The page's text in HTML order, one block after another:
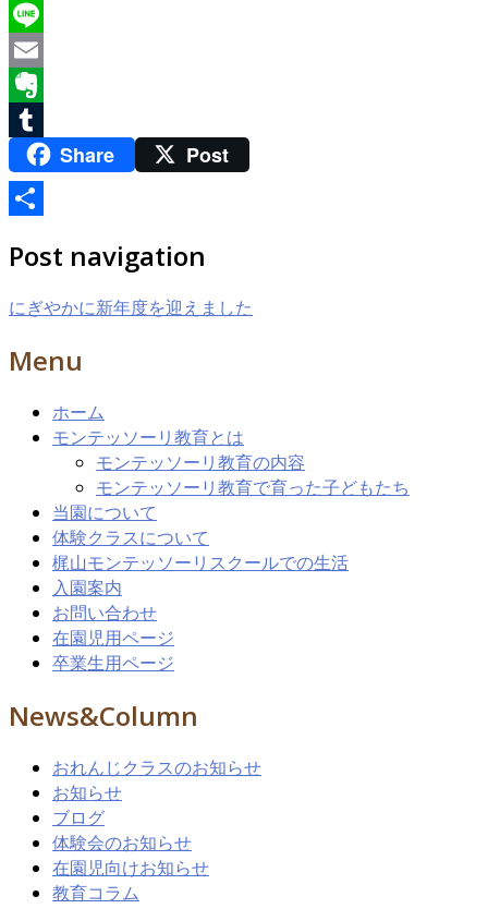
Twitter
Line
Email
Evernote
TumblrShare Post
有
Post navigation
にぎやかに新年度を迎えました
Menu
ホーム
モンテッソーリ教育とは
モンテッソーリ教育の内容
モンテッソーリ教育で育った子どもたち
当園について
体験クラスについて
梶山モンテッソーリスクールでの生活
入園案内
お問い合わせ
在園児用ページ
卒業生用ページ
News&Column
おれんじクラスのお知らせ
お知らせ
ブログ
体験会のお知らせ
在園児向けお知らせ
教育コラム